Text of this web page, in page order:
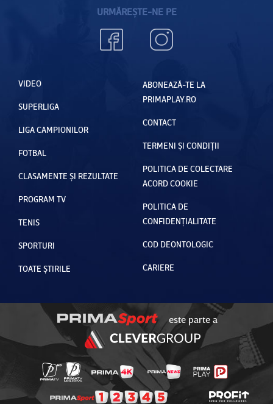
URMĂREȘTE-NE PE
VIDEO
SUPERLIGA
LIGA CAMPIONILOR
FOTBAL
CLASAMENTE ȘI REZULTATE
PROGRAM TV
TENIS
SPORTURI
TOATE ȘTIRILE
ABONEAZĂ-TE LA
PRIMAPLAY.RO
CONTACT
TERMENI ȘI CONDIȚII
POLITICA DE COLECTARE
ACORD COOKIE
POLITICA DE
CONFIDENȚIALITATE
COD DEONTOLOGIC
CARIERE
este parte a